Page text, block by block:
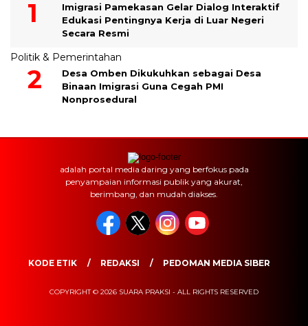
Imigrasi Pamekasan Gelar Dialog Interaktif
Edukasi Pentingnya Kerja di Luar Negeri
Secara Resmi
Politik & Pemerintahan
Desa Omben Dikukuhkan sebagai Desa
Binaan Imigrasi Guna Cegah PMI
Nonprosedural
adalah portal media daring yang berfokus pada
penyampaian informasi publik yang akurat,
berimbang, dan mudah diakses.
KODE ETIK REDAKSI PEDOMAN MEDIA SIBER
COPYRIGHT © 2026 SUARA PRAKSI - ALL RIGHTS RESERVED